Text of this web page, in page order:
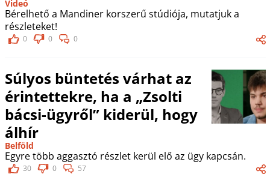
Videó
Bérelhető a Mandiner korszerű stúdiója, mutatjuk a
részleteket!
0 0 0
Súlyos büntetés várhat az
érintettekre, ha a „Zsolti
bácsi-ügyről” kiderül, hogy
álhír
Belföld
Egyre több aggasztó részlet kerül elő az ügy kapcsán.
30 0 57